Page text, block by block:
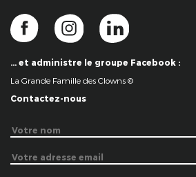
… et administre le groupe Facebook :
La Grande Famille des Clowns ©
Contactez-nous